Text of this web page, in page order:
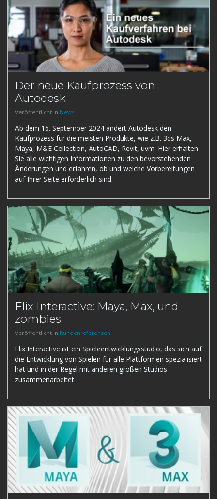
Der neue Kaufprozess von
Autodesk
Veröffentlicht in News
Ab dem 16. September 2024 ändert Autodesk den
Kaufprozess für die meisten Produkte, wie z.B. 3ds Max,
Maya, M&E Collection, AutoCAD, Revit, uvm. Hier erhalten
Sie alle wichtigen Informationen zu den bevorstehenden
Änderungen und erfahren, ob und welche Vorbereitungen
auf Ihrer Seite erforderlich sind.
Flix Interactive: Maya, Max, und
zombies
Veröffentlicht in Kundenreferenzen
Flix Interactive ist ein Spieleentwicklungsstudio, das sich auf
die Entwicklung von Spielen für alle Plattformen spezialisiert
hat und in der Regel mit anderen großen Studios
zusammenarbeitet.